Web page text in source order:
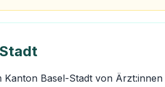
Basel-Stadt von